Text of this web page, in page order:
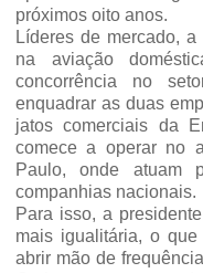
próximos oito anos.
Líderes de mercado,
na aviação
concorrência no
enquadrar as duas
jatos comerciais da
comece a operar no
Paulo, onde atuam
companhias nacionais.
Para isso, a
mais igualitária, o
abrir mão de